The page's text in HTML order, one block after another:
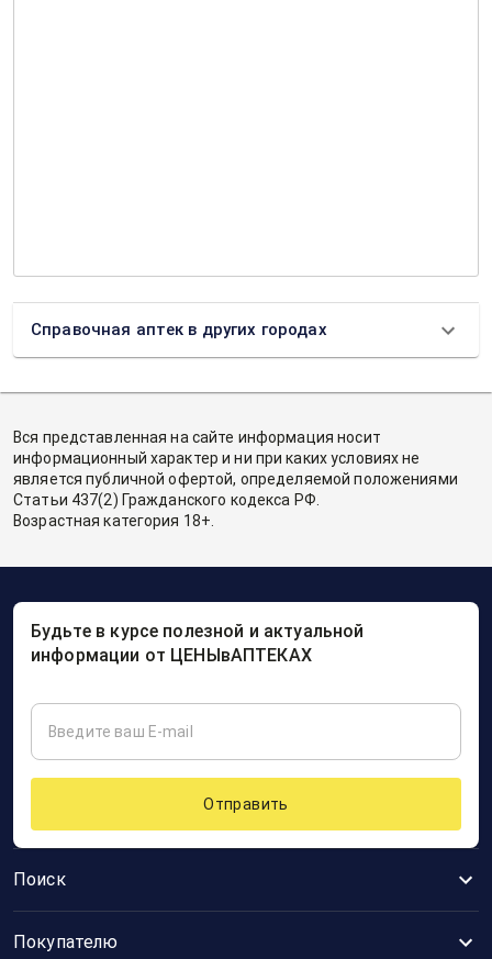
Справочная аптек в других городах
Вся представленная на сайте информация носит
информационный характер и ни при каких условиях не
является публичной офертой, определяемой положениями
Статьи 437(2) Гражданского кодекса РФ.
Возрастная категория 18+.
Поиск
Покупателю
Будьте в курсе полезной и актуальной
информации от ЦЕНЫвАПТЕКАХ
Отправить